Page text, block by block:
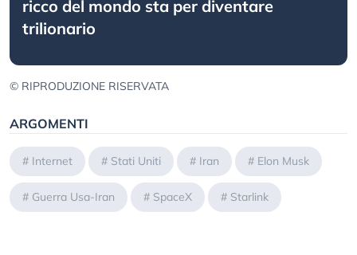
ricco del mondo sta per diventare
trilionario
© RIPRODUZIONE RISERVATA
ARGOMENTI
# Internet # Stati Uniti # Iran # Elon Musk
# Guerra Usa-Iran # SpaceX # Starlink